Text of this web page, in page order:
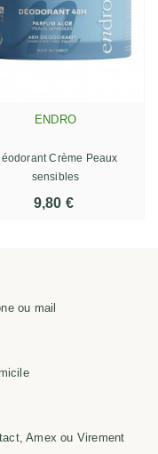
ENDRO
Crème Peaux
sensibles
9,80 €
ou mail
Amex ou Virement